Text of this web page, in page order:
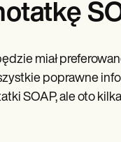
miał
poprawne
SOAP, ale oto